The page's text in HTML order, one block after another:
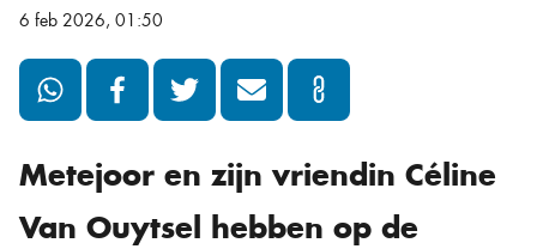
6 feb 2026, 01:50
Metejoor en zijn vriendin Céline
Van Ouytsel hebben op de